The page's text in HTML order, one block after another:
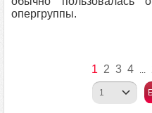
опергруппы.
1 2 3 4 ...